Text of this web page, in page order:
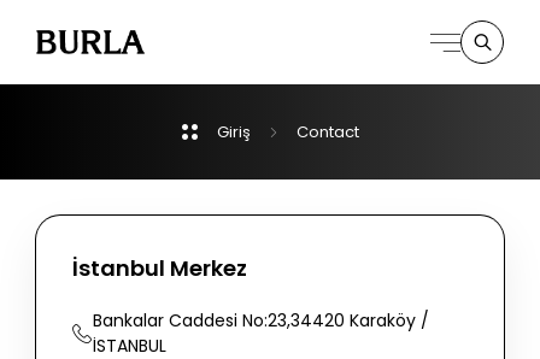
Derpartmanlar
Giriş Contact
İstanbul Merkez
Bankalar Caddesi No:23,34420 Karaköy /
İSTANBUL